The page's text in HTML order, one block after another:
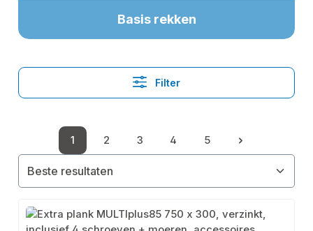
Basis rekken
Filter
Pagina
1
Pagina
2
Pagina
3
Pagina
4
Pagina
5